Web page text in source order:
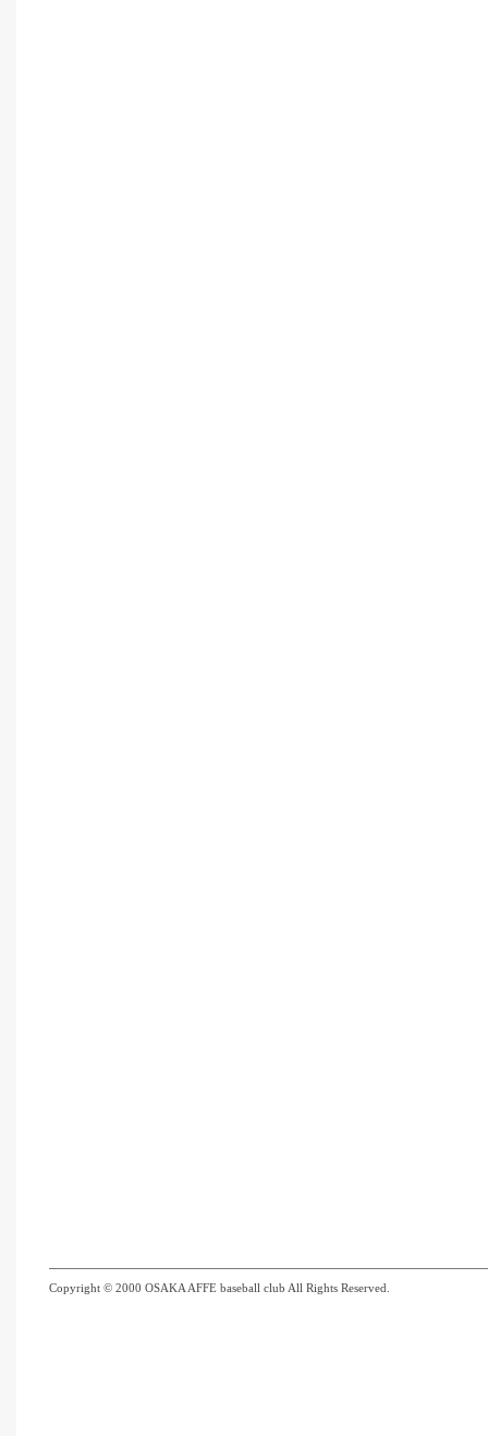
Copyright © 2000 OSAKA AFFE baseball club All Rights Reserved.